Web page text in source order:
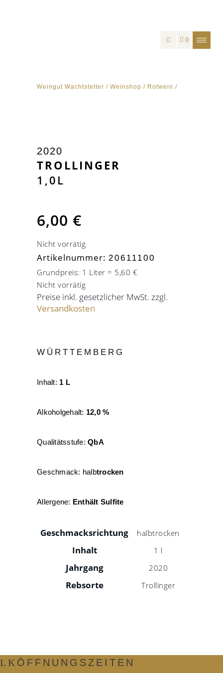
0
Weingut Wachtstetter / Weinshop / Rotwein /
2020
TROLLINGER
1,0L
6,00 €
Nicht vorrätig
Artikelnummer: 20611100
Grundpreis: 1 Liter = 5,60 €
Nicht vorrätig
Preise inkl. gesetzlicher MwSt. zzgl.
Versandkosten
WÜRTTEMBERG
Inhalt: 1 L
Alkoholgehalt: 12,0 %
Qualitätsstufe: QbA
Geschmack: halbtrocken
Allergene: Enthält Sulfite
Geschmacksrichtung halbtrocken
Inhalt 1 l
Jahrgang 2020
Rebsorte Trollinger
ÖFFNUNGSZEITEN